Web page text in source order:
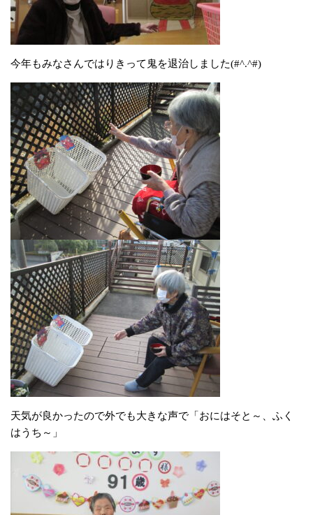
今年もみなさんではりきって鬼を退治しました(#^.^#)
天気が良かったので外でも大きな声で「おにはそと～、ふく
はうち～」